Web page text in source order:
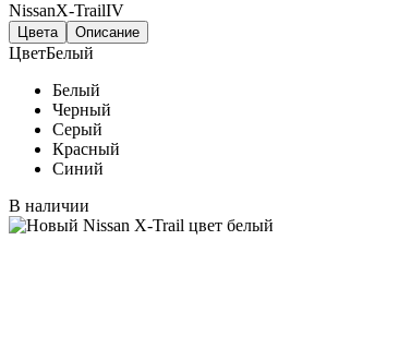
NissanX-TrailIV
Цвета Описание
ЦветБелый
Белый
Черный
Серый
Красный
Синий
В наличии